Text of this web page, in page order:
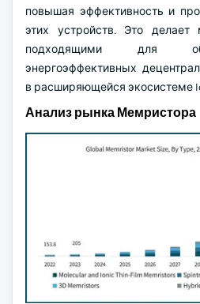
повышая эффективность и
этих устройств. Это
подходящими для
энергоэффективных
в расширяющейся экосистеме
Анализ рынка Мемристора